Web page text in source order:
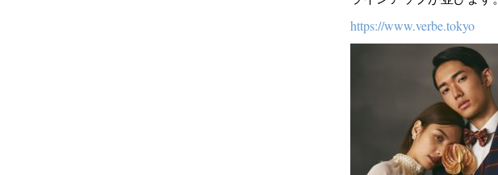
https://www.verbe.tokyo